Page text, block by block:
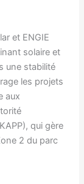
et ENGIE
solaire et
une stabilité
les projets
aux
qui gère
2 du parc